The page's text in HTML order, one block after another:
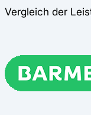
Vergleich der